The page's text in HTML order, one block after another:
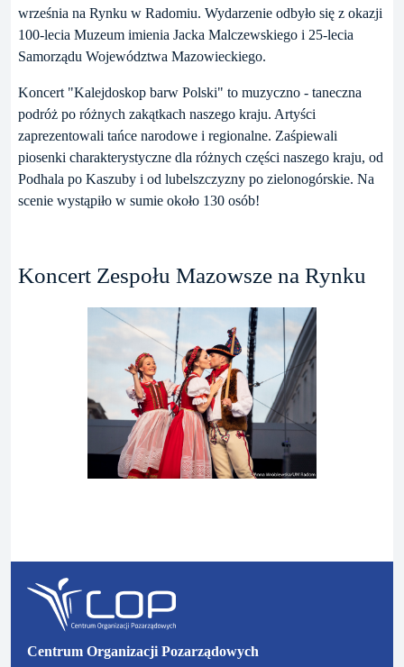
września na Rynku w Radomiu. Wydarzenie odbyło się z okazji
100-lecia Muzeum imienia Jacka Malczewskiego i 25-lecia
Samorządu Województwa Mazowieckiego.
Koncert "Kalejdoskop barw Polski" to muzyczno - taneczna
podróż po różnych zakątkach naszego kraju. Artyści
zaprezentowali tańce narodowe i regionalne. Zaśpiewali
piosenki charakterystyczne dla różnych części naszego kraju, od
Podhala po Kaszuby i od lubelszczyzny po zielonogórskie. Na
scenie wystąpiło w sumie około 130 osób!
Koncert Zespołu Mazowsze na Rynku
p
d
s
n
Centrum Organizacji Pozarządowych